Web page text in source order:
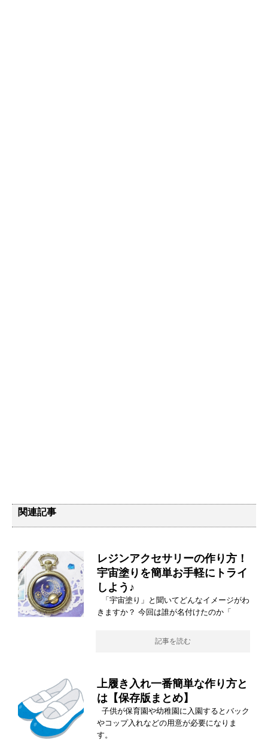
関連記事
レジンアクセサリーの作り方！
宇宙塗りを簡単お手軽にトライ
しよう♪
「宇宙塗り」と聞いてどんなイメージがわ
きますか？ 今回は誰が名付けたのか「
記事を読む
上履き入れ一番簡単な作り方と
は【保存版まとめ】
子供が保育園や幼稚園に入園するとバック
やコップ入れなどの用意が必要になりま
す。